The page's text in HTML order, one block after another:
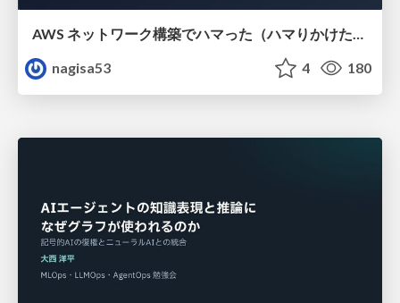
AWS ネットワーク構築でハマった（ハマりかけた） 5選とそこから得た教訓
nagisa53
4 180